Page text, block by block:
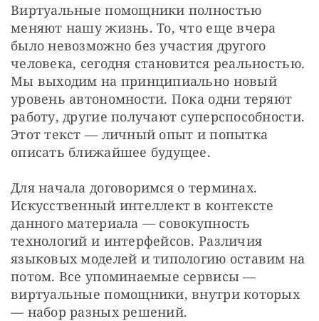
Виртуальные помощники полностью
меняют нашу жизнь. То, что еще вчера
было невозможно без участия другого
человека, сегодня становится реальностью.
Мы выходим на принципиально новый
уровень автономности. Пока одни теряют
работу, другие получают суперспособности.
Этот текст — личный опыт и попытка
описать ближайшее будущее.
Для начала договоримся о терминах.
Искусственный интеллект в контексте
данного материала — совокупность
технологий и интерфейсов. Различия
языковых моделей и типологию оставим на
потом. Все упоминаемые сервисы —
виртуальные помощники, внутри которых
— набор разных решений.